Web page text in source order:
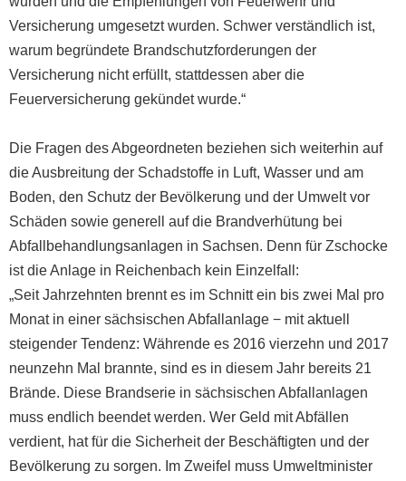
Versicherung umgesetzt wurden. Schwer verständlich ist,
warum begründete Brandschutzforderungen der
Versicherung nicht erfüllt, stattdessen aber die
Feuerversicherung gekündet wurde.“
Die Fragen des Abgeordneten beziehen sich weiterhin auf
die Ausbreitung der Schadstoffe in Luft, Wasser und am
Boden, den Schutz der Bevölkerung und der Umwelt vor
Schäden sowie generell auf die Brandverhütung bei
Abfallbehandlungsanlagen in Sachsen. Denn für Zschocke
ist die Anlage in Reichenbach kein Einzelfall:
„Seit Jahrzehnten brennt es im Schnitt ein bis zwei Mal pro
Monat in einer sächsischen Abfallanlage − mit aktuell
steigender Tendenz: Währende es 2016 vierzehn und 2017
neunzehn Mal brannte, sind es in diesem Jahr bereits 21
Brände. Diese Brandserie in sächsischen Abfallanlagen
muss endlich beendet werden. Wer Geld mit Abfällen
verdient, hat für die Sicherheit der Beschäftigten und der
Bevölkerung zu sorgen. Im Zweifel muss Umweltminister